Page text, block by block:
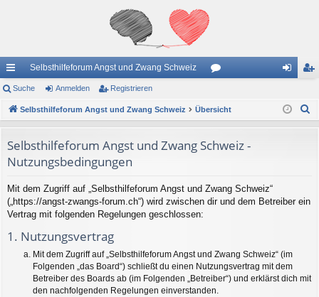
ch
ne
ug
Selbsthilfeforum Angst und Zwang Schweiz
en m ist
Suche Anmelden Registrieren
Selbsthilfeforum Angst und Zwang Schweiz Übersicht
Selbsthilfeforum Angst und Zwang Schweiz -
Nutzungsbedingungen
Mit dem Zugriff auf „Selbsthilfeforum Angst und Zwang Schweiz“
(„https://angst-zwangs-forum.ch“) wird zwischen dir und dem Betreiber ein
Vertrag mit folgenden Regelungen geschlossen:
1. Nutzungsvertrag
Mit dem Zugriff auf „Selbsthilfeforum Angst und Zwang Schweiz“ (im
Folgenden „das Board“) schließt du einen Nutzungsvertrag mit dem
Betreiber des Boards ab (im Folgenden „Betreiber“) und erklärst dich mit
den nachfolgenden Regelungen einverstanden.